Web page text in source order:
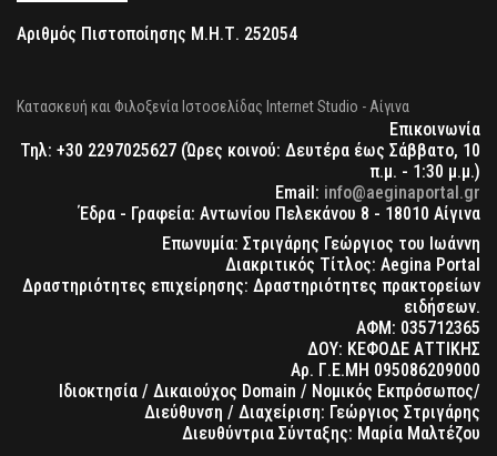
Αριθμός Πιστοποίησης Μ.Η.Τ. 252054
Κατασκευή και Φιλοξενία Ιστοσελίδας Internet Studio - Αίγινα
Επικοινωνία
Τηλ: +30 2297025627 (Ώρες κοινού: Δευτέρα έως Σάββατο, 10
π.μ. - 1:30 μ.μ.)
Email: info@aeginaportal.gr
Έδρα - Γραφεία: Αντωνίου Πελεκάνου 8 - 18010 Αίγινα
Επωνυμία: Στριγάρης Γεώργιος του Ιωάννη
Διακριτικός Τίτλος: Aegina Portal
Δραστηριότητες επιχείρησης: Δραστηριότητες πρακτορείων
ειδήσεων.
ΑΦΜ: 035712365
ΔΟΥ: ΚΕΦΟΔΕ ΑΤΤΙΚΗΣ
Αρ. Γ.Ε.ΜΗ 095086209000
Ιδιοκτησία / Δικαιούχος Domain / Νομικός Εκπρόσωπος/
Διεύθυνση / Διαχείριση: Γεώργιος Στριγάρης
Διευθύντρια Σύνταξης: Μαρία Μαλτέζου